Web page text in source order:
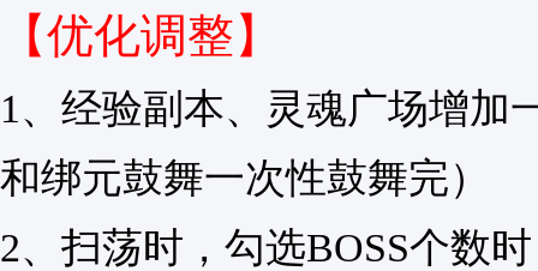
【优化调整】
1、经验副本、灵魂广场增加
和绑元鼓舞一次性鼓舞完）
2、扫荡时，勾选BOSS个数